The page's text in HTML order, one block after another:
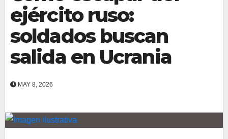
ejército ruso:
soldados buscan
salida en Ucrania
MAY 8, 2026